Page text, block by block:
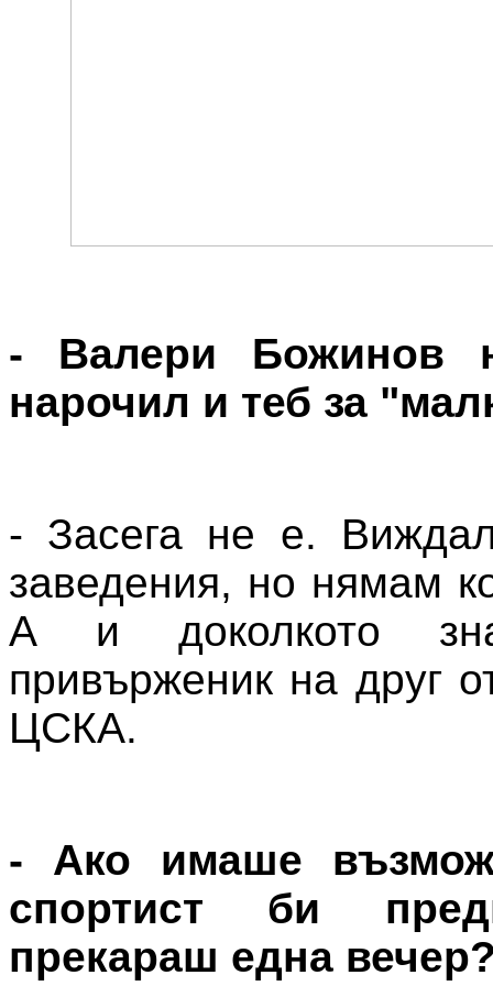
- Валери Божинов
нарочил и теб за
- Засега не е.
заведения, но нямам
А и доколкото
привърженик на друг
ЦСКА.
- Ако имаше
спортист би
прекараш една